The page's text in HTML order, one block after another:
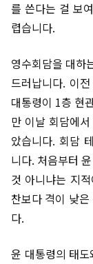
를 쓴다는 걸 보
렵습니다.
영수회담을 대하
드러납니다. 이
대통령이 1층 현
만 이날 회담에
았습니다. 회담
니다. 처음부터
것 아니냐는 지
찬보다 격이 낮
다.
윤 대통령의 태